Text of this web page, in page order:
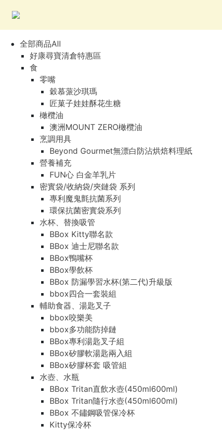
全部商品All
好康尋寶清倉特惠區
食
零嘴
穀慕蒎沙琪瑪
匠菓子娃娃酥花生糖
橄欖油
澳洲MOUNT ZERO橄欖油
烹調用具
Beyond Gourmet無漂白防沾烘焙料理紙
營養補充
FUN心 白金羊乳片
密實袋/收納袋/夾鏈袋 系列
專利魔鬼氈抗菌系列
環保抗菌密實袋系列
水杯、替換吸管
BBox Kitty聯名款
BBox 迪士尼聯名款
BBox鴨嘴杯
BBox學飲杯
BBox 防漏學習水杯(第二代)升級版
bbox四合一套裝組
輔助食器、湯匙叉子
bbox咬樂美
bbox多功能防掉鏈
BBox專利湯匙叉子組
BBox矽膠軟湯匙兩入組
BBox矽膠杯套 吸管組
水壺、水瓶
BBox Tritan直飲水壺(450ml600ml)
BBox Tritan隨行水壺(450ml600ml)
BBox 不鏽鋼吸管保冷杯
Kitty保冷杯